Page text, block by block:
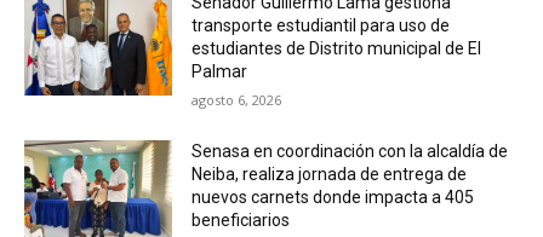
transporte estudiantil para uso de
estudiantes de Distrito municipal de El
Palmar
agosto 6, 2026
Senasa en coordinación con la alcaldía de
Neiba, realiza jornada de entrega de
nuevos carnets donde impacta a 405
beneficiarios